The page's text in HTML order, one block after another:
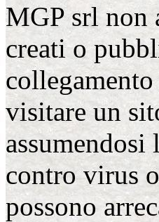
MGP srl non
creati o
visitare un
assumendosi
contro virus
possono